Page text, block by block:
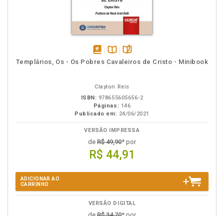
disponívelDisponível
páginas
Templários, Os - Os Pobres Cavaleiros de Cristo - Minibook
Clayton Reis
ISBN: 978655605656-2
Páginas: 146
Publicado em: 24/06/2021
VERSÃO IMPRESSA
de R$ 49,90* por
R$ 44,91
ADICIONAR AO
CARRINHO
VERSÃO DIGITAL